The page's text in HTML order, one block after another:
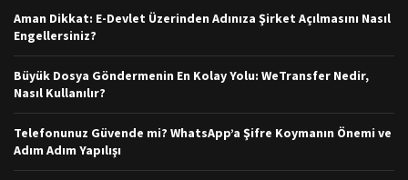
Aman Dikkat: E-Devlet Üzerinden Adınıza Şirket Açılmasını Nasıl
Engellersiniz?
Büyük Dosya Göndermenin En Kolay Yolu: WeTransfer Nedir,
Nasıl Kullanılır?
Telefonunuz Güvende mi? WhatsApp’a Şifre Koymanın Önemi ve
Adım Adım Yapılışı